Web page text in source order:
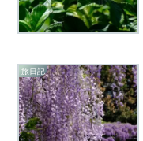
旅日記